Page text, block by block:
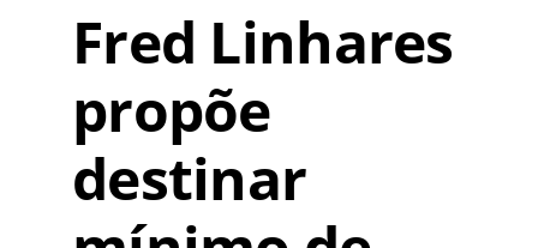
Fred Linhares
propõe
destinar